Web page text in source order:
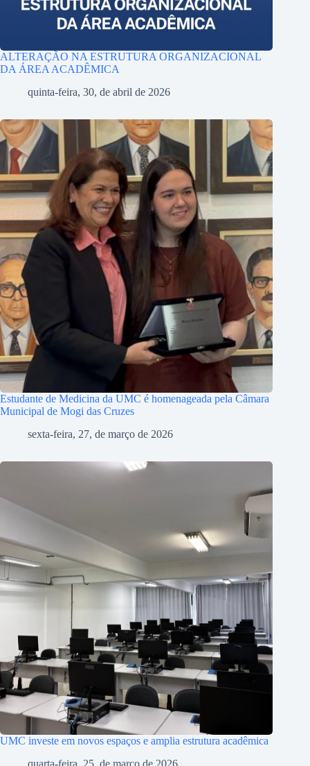
ALTERAÇÃO NA ESTRUTURA ORGANIZACIONAL
DA ÁREA ACADÊMICA
quinta-feira, 30, de abril de 2026
Estudante de Medicina da UMC é homenageada pela Câmara
Municipal de Mogi das Cruzes
sexta-feira, 27, de março de 2026
UMC investe em novos espaços e amplia estrutura acadêmica